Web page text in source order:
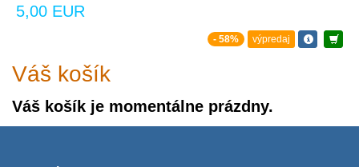
5,00 EUR
- 58% výpredaj
Váš košík
Váš košík je momentálne prázdny.